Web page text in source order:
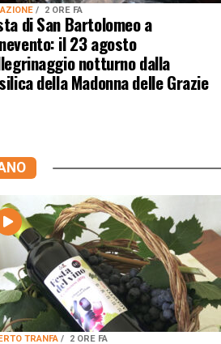
2 ORE FA
di San Bartolomeo a
il 23 agosto
notturno dalla
della Madonna delle Grazie
TRANFA 2 ORE FA